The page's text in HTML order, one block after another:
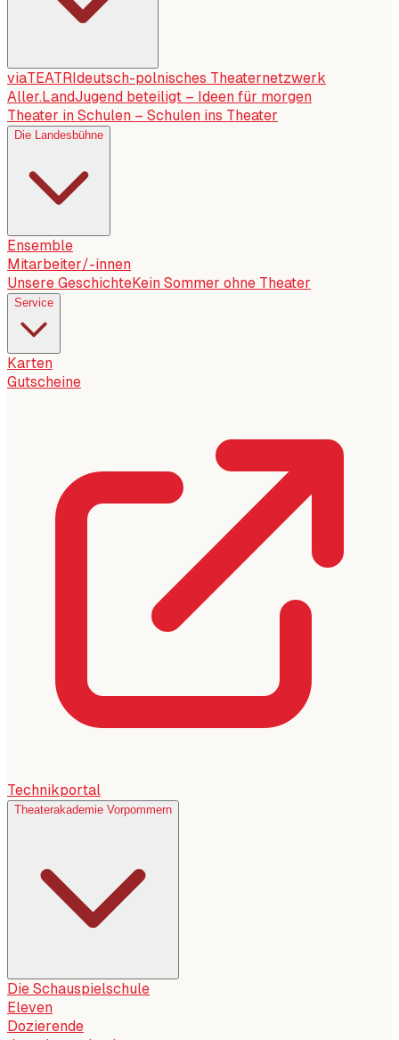
viaTEATRI deutsch-polnisches Theaternetzwerk
Aller.LandJugend beteiligt – Ideen für morgen
Theater in Schulen – Schulen ins Theater
Die Landesbühne
Ensemble
Mitarbeiter/-innen
Unsere GeschichteKein Sommer ohne Theater
Service
Karten
Gutscheine
Technikportal
Theaterakademie Vorpommern
Die Schauspielschule
Eleven
Dozierende